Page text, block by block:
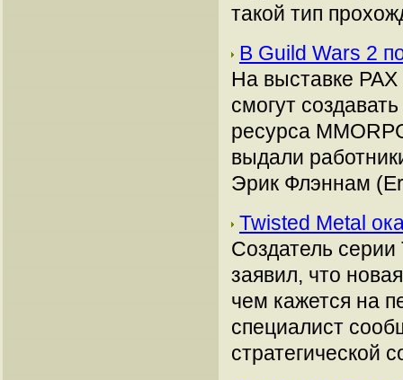
такой тип
В Guild Wars 2
На выставке PAX
смогут
ресурса
выдали
Эрик Флэннам
Twisted Metal
Создатель
заявил, что
чем кажется на
специалист
стратегической